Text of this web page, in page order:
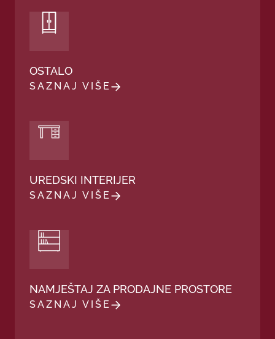
OSTALO
SAZNAJ VIŠE
UREDSKI INTERIJER
SAZNAJ VIŠE
NAMJEŠTAJ ZA PRODAJNE PROSTORE
SAZNAJ VIŠE